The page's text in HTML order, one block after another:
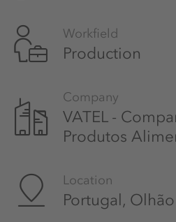
Workfield
Production
Company
VATEL -
Produtos
Location
Portugal, Olhão